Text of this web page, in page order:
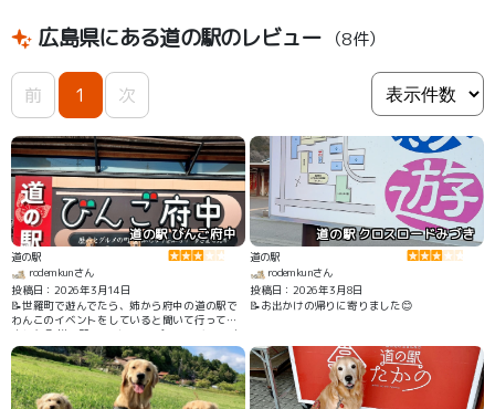
広島県にある道の駅のレビュー （8件）
前 1 次
道の駅 びんご府中
道の駅
rodemkunさん
投稿日：2026年3月14日
📝世羅町で遊んでたら、姉から府中の道の駅で
わんこのイベントをしていると聞いて行って来
ました😊 道の駅のイベントスペースでやってま
した😊
道の駅 クロスロードみづき
道の駅
rodemkunさん
投稿日：2026年3月8日
📝お出かけの帰りに寄りました😊